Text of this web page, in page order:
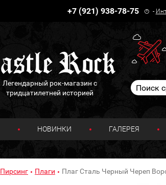
+7 (921) 938-78-75 -
Легендарный рок-магазин с
тридцатилетней историей
НОВИНКИ ГАЛЕРЕЯ
Пирсинг Плаги Плаг Сталь Черный Череп